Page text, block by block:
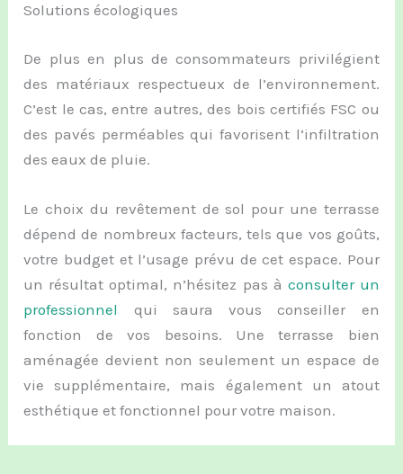
Solutions écologiques
De plus en plus de consommateurs privilégient
des matériaux respectueux de l’environnement.
C’est le cas, entre autres, des bois certifiés FSC ou
des pavés perméables qui favorisent l’infiltration
des eaux de pluie.
Le choix du revêtement de sol pour une terrasse
dépend de nombreux facteurs, tels que vos goûts,
votre budget et l’usage prévu de cet espace. Pour
un résultat optimal, n’hésitez pas à consulter un
professionnel
qui saura vous conseiller en
fonction de vos besoins. Une terrasse bien
aménagée devient non seulement un espace de
vie supplémentaire, mais également un atout
esthétique et fonctionnel pour votre maison.